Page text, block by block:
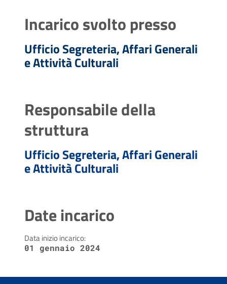
Incarico svolto presso
Ufficio Segreteria, Affari Generali
e Attività Culturali
Responsabile della
struttura
Ufficio Segreteria, Affari Generali
e Attività Culturali
Date incarico
Data inizio incarico:
01 gennaio 2024